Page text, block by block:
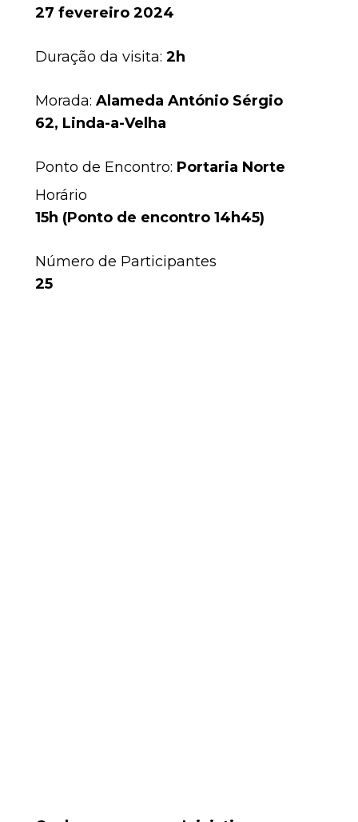
27 fevereiro 2024
Duração da visita: 2h
Morada: Alameda António Sérgio
62, Linda-a-Velha
Ponto de Encontro: Portaria Norte
Horário
15h (Ponto de encontro 14h45)
Número de Participantes
25